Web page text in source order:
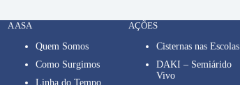
A ASA
Quem Somos
Como Surgimos
Linha do Tempo
AÇÕES
Cisternas nas Escolas
DAKI – Semiárido
Vivo